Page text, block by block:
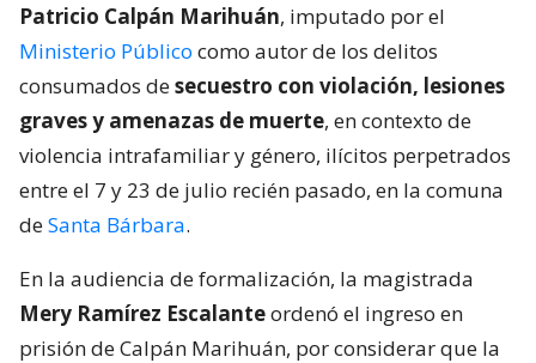
Patricio Calpán Marihuán, imputado por el
Ministerio Público como autor de los delitos
consumados desecuestro con violación, lesiones
graves y amenazas de muerte, en contexto de
violencia intrafamiliar y género, ilícitos perpetrados
entre el 7 y 23 de julio recién pasado, en la comuna
deSanta Bárbara.
En la audiencia de formalización, la magistrada
Mery Ramírez Escalanteordenó el ingreso en
prisión de Calpán Marihuán, por considerar que la